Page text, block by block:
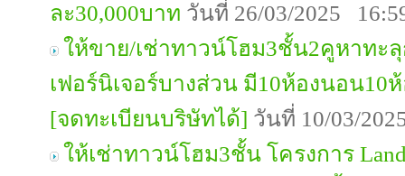
ละ30,000บาท วันที่ 26/03/2025
ให้ขาย/เช่าทาวน์โฮม3ชั้น2คูหาทะ
เฟอร์นิเจอร์บางส่วน มี10ห้องนอน10
[จดทะเบียนบริษัทได้] วันที่ 10/03/
ให้เช่าทาวน์โฮม3ชั้น โครงการ